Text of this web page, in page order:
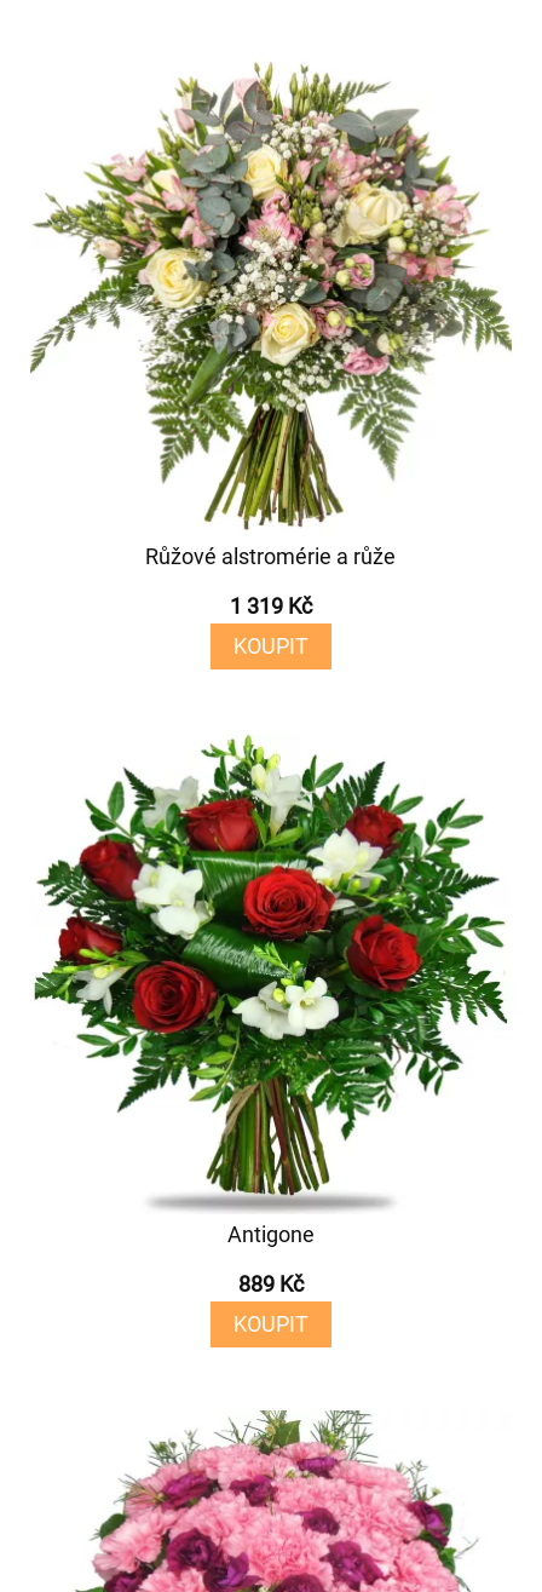
Růžové alstromérie a růže
1 319 Kč
KOUPIT
Antigone
889 Kč
KOUPIT